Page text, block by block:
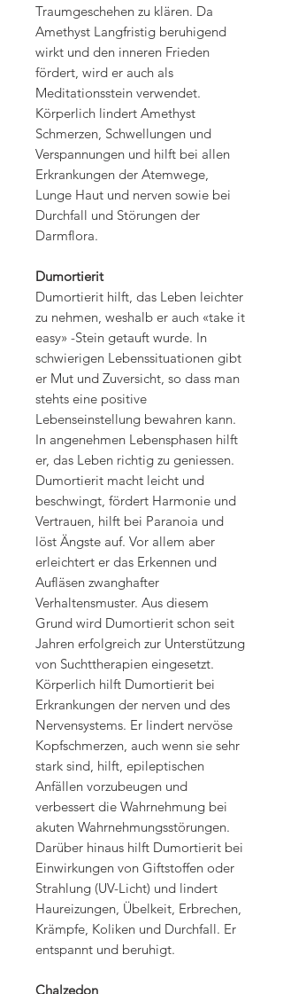
Traumgeschehen zu klären. Da
Amethyst Langfristig beruhigend
wirkt und den inneren Frieden
fördert, wird er auch als
Meditationsstein verwendet.
Körperlich lindert Amethyst
Schmerzen, Schwellungen und
Verspannungen und hilft bei allen
Erkrankungen der Atemwege,
Lunge Haut und nerven sowie bei
Durchfall und Störungen der
Darmflora.
Dumortierit
Dumortierit hilft, das Leben leichter
zu nehmen, weshalb er auch «take it
easy» -Stein getauft wurde. In
schwierigen Lebenssituationen gibt
er Mut und Zuversicht, so dass man
stehts eine positive
Lebenseinstellung bewahren kann.
In angenehmen Lebensphasen hilft
er, das Leben richtig zu geniessen.
Dumortierit macht leicht und
beschwingt, fördert Harmonie und
Vertrauen, hilft bei Paranoia und
löst Ängste auf. Vor allem aber
erleichtert er das Erkennen und
Aufläsen zwanghafter
Verhaltensmuster. Aus diesem
Grund wird Dumortierit schon seit
Jahren erfolgreich zur Unterstützung
von Suchttherapien eingesetzt.
Körperlich hilft Dumortierit bei
Erkrankungen der nerven und des
Nervensystems. Er lindert nervöse
Kopfschmerzen, auch wenn sie sehr
stark sind, hilft, epileptischen
Anfällen vorzubeugen und
verbessert die Wahrnehmung bei
akuten Wahrnehmungsstörungen.
Darüber hinaus hilft Dumortierit bei
Einwirkungen von Giftstoffen oder
Strahlung (UV-Licht) und lindert
Haureizungen, Übelkeit, Erbrechen,
Krämpfe, Koliken und Durchfall. Er
entspannt und beruhigt.
Chalzedon